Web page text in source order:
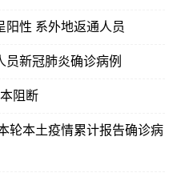
阳性 系外地返通人员
员新冠肺炎确诊病例
阻断
轮本土疫情累计报告确诊病